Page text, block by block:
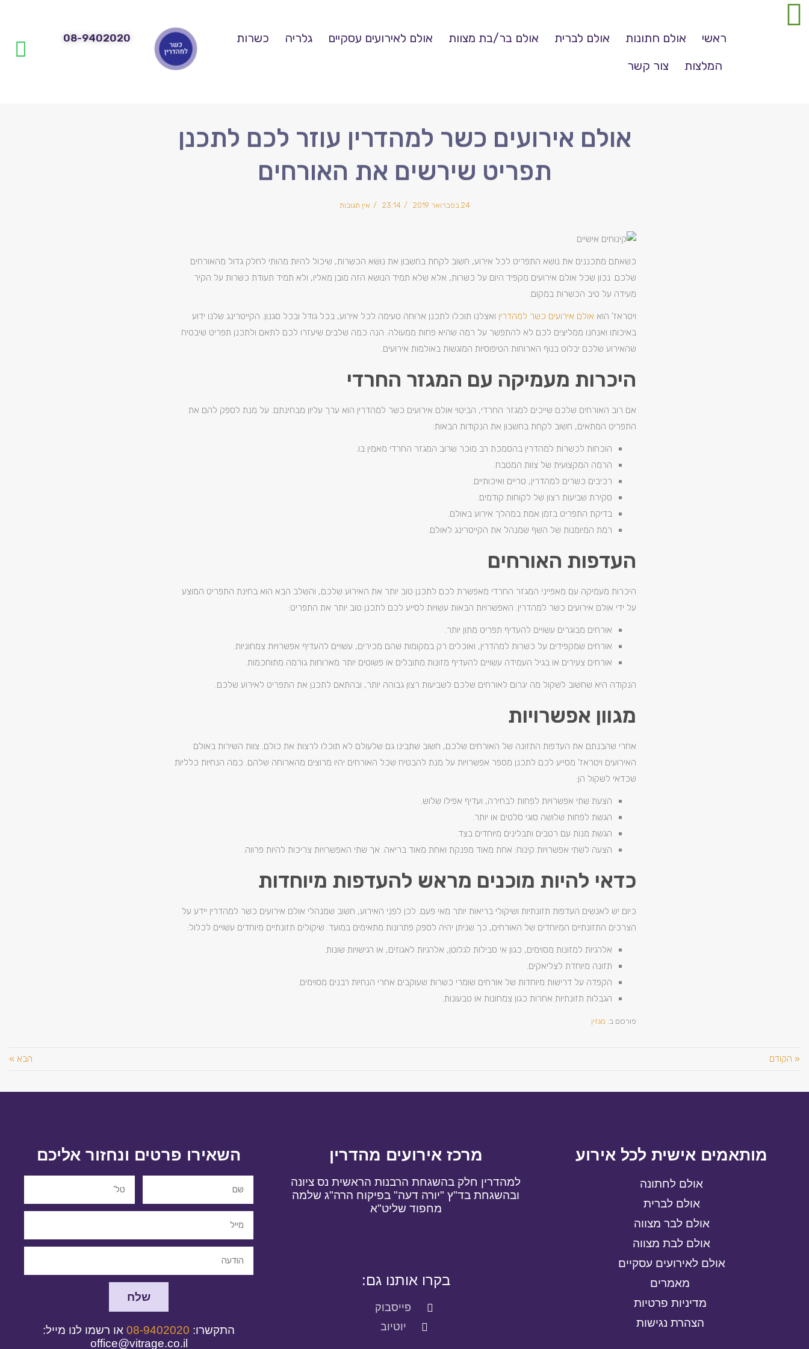
ראשי אולם חתונות אולם לברית אולם בר/בת מצוות אולם לאירועים עסקיים גלריה
כשרות
המלצות
צור קשר
08-9402020
אולם אירועים כשר למהדרין עוזר לכם לתכנן
תפריט שירשים את האורחים
24 בפברואר 2019 23:14 אין תגובות
כשאתם מתכננים את נושא התפריט לכל אירוע, חשוב לקחת בחשבון את נושא הכשרות, שיכול להיות מהותי לחלק גדול מהאורחים
שלכם. נכון שכל אולם אירועים מקפיד היום על כשרות, אלא שלא תמיד הנושא הזה מובן מאליו, ולא תמיד תעודת כשרות על הקיר
מעידה על טיב הכשרות במקום.
ויטראז' הוא אולם אירועים כשר למהדרין ואצלנו תוכלו לתכנן ארוחה טעימה לכל אירוע, בכל גודל ובכל סגנון. הקייטרינג שלנו ידוע
באיכותו ואנחנו ממליצים לכם לא להתפשר על רמה שהיא פחות ממעולה. הנה כמה שלבים שיעזרו לכם לתאם ולתכנן תפריט שיבטיח
שהאירוע שלכם יבלוט בנוף הארוחות הטיפוסיות המוגשות באולמות אירועים.
היכרות מעמיקה עם המגזר החרדי
אם רוב האורחים שלכם שייכים למגזר החרדי, הביטוי אולם אירועים כשר למהדרין הוא ערך עליון מבחינתם. על מנת לספק להם את
התפריט המתאים, חשוב לקחת בחשבון את הנקודות הבאות:
הוכחות לכשרות למהדרין בהסמכת רב מוכר שרוב המגזר החרדי מאמין בו.
הרמה המקצועית של צוות המטבח.
רכיבים כשרים למהדרין, טריים ואיכותיים.
סקירת שביעות רצון של לקוחות קודמים.
בדיקת התפריט בזמן אמת במהלך אירוע באולם.
רמת המיומנות של השף שמנהל את הקייטרינג לאולם.
העדפות האורחים
היכרות מעמיקה עם מאפייני המגזר החרדי מאפשרת לכם לתכנן טוב יותר את האירוע שלכם, והשלב הבא הוא בחינת התפריט המוצע
על ידי אולם אירועים כשר למהדרין. האפשרויות הבאות עשויות לסייע לכם לתכנן טוב יותר את התפריט:
אורחים מבוגרים עשויים להעדיף תפריט מתון יותר.
אורחים שמקפידים על כשרות למהדרין, ואוכלים רק במקומות שהם מכירים, עשויים להעדיף אפשרויות צמחוניות.
אורחים צעירים או בגיל העמידה עשויים להעדיף מזונות מתובלים או פשוטים יותר מארוחות גורמה מתוחכמות.
הנקודה היא שחשוב לשקול מה יגרום לאורחים שלכם לשביעות רצון גבוהה יותר, ובהתאם לתכנן את התפריט לאירוע שלכם.
מגוון אפשרויות
אחרי שהבנתם את העדפות התזונה של האורחים שלכם, חשוב שתבינו גם שלעולם לא תוכלו לרצות את כולם. צוות השירות באולם
האירועים ויטראז' מסייע לכם לתכנן מספר אפשרויות על מנת להבטיח שכל האורחים יהיו מרוצים מהארוחה שלהם. כמה הנחיות כלליות
שכדאי לשקול הן:
הצעת שתי אפשרויות לפחות לבחירה, ועדיף אפילו שלוש.
הגשת לפחות שלושה סוגי סלטים או יותר.
הגשת מנות עם רטבים ותבלינים מיוחדים בצד.
הצעה לשתי אפשרויות קינוח: אחת מאוד מפנקת ואחת מאוד בריאה. אך שתי האפשרויות צריכות להיות פרווה.
כדאי להיות מוכנים מראש להעדפות מיוחדות
כיום יש לאנשים העדפות תזונתיות ושיקולי בריאות יותר מאי פעם. לכן לפני האירוע, חשוב שמנהלי אולם אירועים כשר למהדרין יידע על
הצרכים התזונתיים המיוחדים של האורחים, כך שניתן יהיה לספק פתרונות מתאימים במועד. שיקולים תזונתיים מיוחדים עשויים לכלול:
אלרגיות למזונות מסוימים, כגון אי סבילות לגלוטן, אלרגיות לאגוזים, או רגישויות שונות.
תזונה מיוחדת לצליאקים.
הקפדה על דרישות מיוחדות של אורחים שומרי כשרות שעוקבים אחרי הנחיות רבנים מסוימים.
הגבלות תזונתיות אחרות כגון צמחונות או טבעונות.
פורסם ב: מגזין
« הקודם הבא »
מותאמים אישית לכל אירוע
אולם לחתונה
אולם לברית
אולם לבר מצווה
אולם לבת מצווה
אולם לאירועים עסקיים
מאמרים
מדיניות פרטיות
הצהרת נגישות
מרכז אירועים מהדרין
למהדרין חלק בהשגחת הרבנות הראשית נס ציונה
ובהשגחת בד"ץ "יורה דעה" בפיקוח הרה"ג שלמה
מחפוד שליט"א
בקרו אותנו גם:
פייסבוק
יוטיוב
השאירו פרטים ונחזור אליכם
שלח
התקשרו: 08-9402020או רשמו לנו מייל:
office@vitrage.co.il